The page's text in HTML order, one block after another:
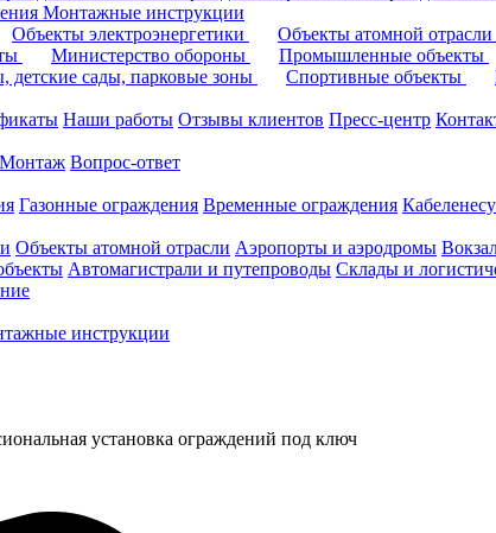
Монтажные инструкции
Объекты электроэнергетики Объекты атомной отрасли
Министерство обороны Промышленные объекты
детские сады, парковые зоны Спортивные объекты
Наши работы Отзывы клиентов Пресс-центр
Монтаж Вопрос-ответ
Газонные ограждения Временные ограждения
Объекты атомной отрасли Аэропорты и аэродромы
Автомагистрали и путепроводы Склады и
инструкции
установка ограждений под ключ